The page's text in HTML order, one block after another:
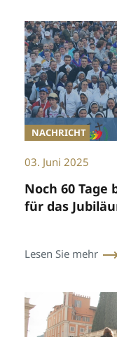
NACHRICHT
03. Juni 2025
Noch 60 Tage
für das
Lesen Sie mehr